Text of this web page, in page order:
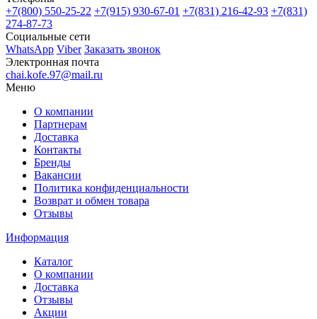
+7(800) 550-25-22 +7(915) 930-67-01 +7(831) 216-42-93 +7(831)
274-87-73
Социальные сети
WhatsApp Viber Заказать звонок
Электронная почта
chai.kofe.97@mail.ru
Меню
О компании
Партнерам
Доставка
Контакты
Бренды
Вакансии
Политика конфиденциальности
Возврат и обмен товара
Отзывы
Информация
Каталог
О компании
Доставка
Отзывы
Акции